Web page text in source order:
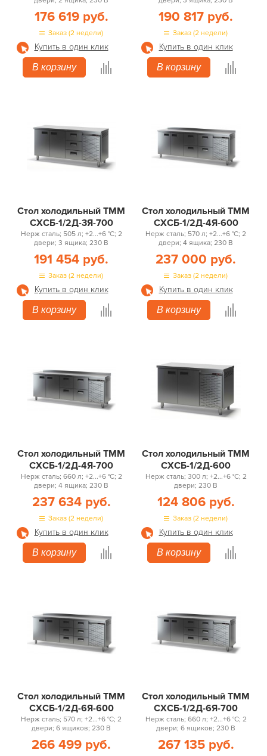
176 619 руб.
Заказ (2 недели)
Купить в один клик
В корзину
190 817 руб.
Заказ (2 недели)
Купить в один клик
В корзину
Стол холодильный ТММ
СХСБ-1/2Д-3Я-700
Нерж сталь; 505 л; +2...+6 °С; 2
двери; 3 ящика; 230 В
191 454 руб.
Заказ (2 недели)
Купить в один клик
В корзину
Стол холодильный ТММ
СХСБ-1/2Д-4Я-600
Нерж сталь; 570 л; +2...+6 °С; 2
двери; 4 ящика; 230 В
237 000 руб.
Заказ (2 недели)
Купить в один клик
В корзину
Стол холодильный ТММ
СХСБ-1/2Д-4Я-700
Нерж сталь; 660 л; +2...+6 °С; 2
двери; 4 ящика; 230 В
237 634 руб.
Заказ (2 недели)
Купить в один клик
В корзину
Стол холодильный ТММ
СХСБ-1/2Д-600
Нерж сталь; 300 л; +2...+6 °С; 2
двери; 230 В
124 806 руб.
Заказ (2 недели)
Купить в один клик
В корзину
Стол холодильный ТММ
СХСБ-1/2Д-6Я-600
Нерж сталь; 570 л; +2...+6 °С; 2
двери; 6 ящиков; 230 В
266 499 руб.
Стол холодильный ТММ
СХСБ-1/2Д-6Я-700
Нерж сталь; 660 л; +2...+6 °С; 2
двери; 6 ящиков; 230 В
267 135 руб.